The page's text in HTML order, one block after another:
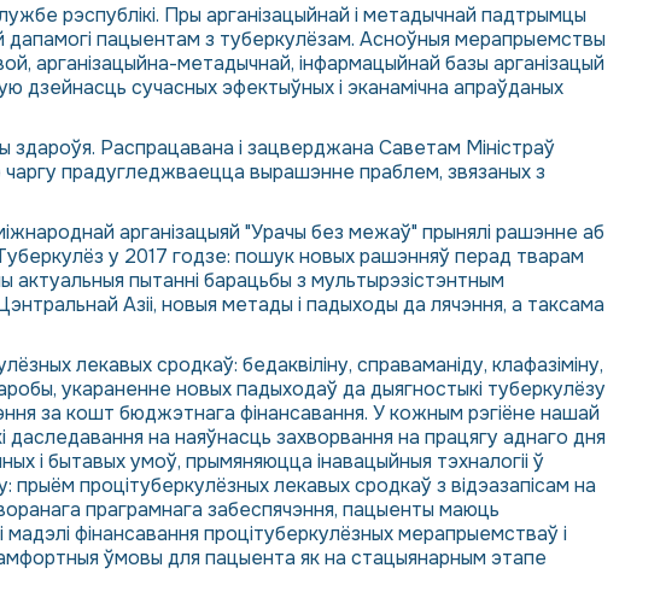
рэспублікі. Пры арганізацыйнай і метадычнай падтрымцы
дапамогі пацыентам з туберкулёзам. Асноўныя мерапрыемствы
арганізацыйна-метадычнай, інфармацыйнай базы арганізацый
дзейнасць сучасных эфектыўных і эканамічна апраўданых
здароўя. Распрацавана і зацверджана Саветам Міністраў
прадугледжваецца вырашэнне праблем, звязаных з
арганізацыяй "Урачы без межаў" прынялі рашэнне аб
у 2017 годзе: пошук новых рашэнняў перад тварам
актуальныя пытанні барацьбы з мультырэзістэнтным
Азіі, новыя метады і падыходы да лячэння, а таксама
лекавых сродкаў: бедаквіліну, справаманіду, клафазіміну,
укараненне новых падыходаў да дыягностыкі туберкулёзу
за кошт бюджэтнага фінансавання. У кожным рэгіёне нашай
на наяўнасць захворвання на працягу аднаго дня
і бытавых умоў, прымяняюцца інавацыйныя тэхналогіі ў
процітуберкулёзных лекавых сродкаў з відэазапісам на
праграмнага забеспячэння, пацыенты маюць
фінансавання процітуберкулёзных мерапрыемстваў і
ўмовы для пацыента як на стацыянарным этапе